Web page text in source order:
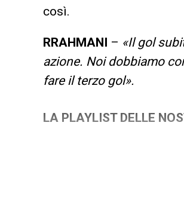
così.
RRAHMANI – «Il gol
azione. Noi dobbiamo
fare il terzo gol».
LA PLAYLIST DELLE